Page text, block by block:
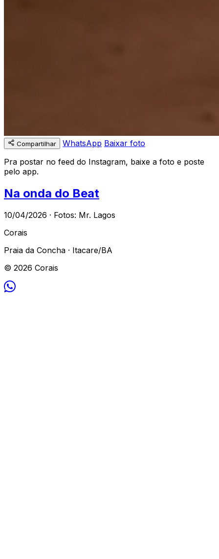
Compartilhar WhatsApp Baixar foto
Pra postar no feed do Instagram, baixe a foto e poste
pelo app.
Na onda do Beat
10/04/2026 · Fotos: Mr. Lagos
Corais
Praia da Concha · Itacare/BA
© 2026 Corais